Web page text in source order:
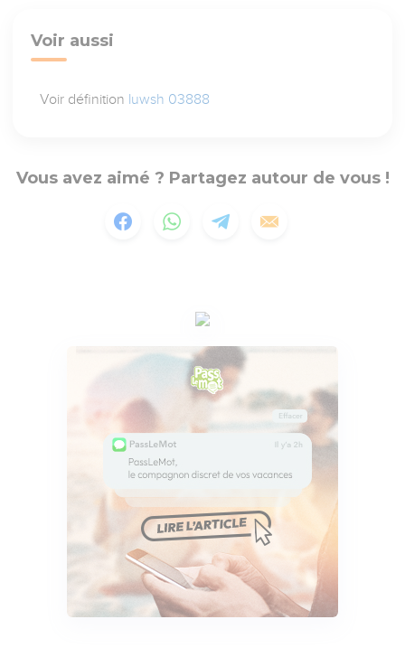
Voir aussi
Voir définition luwsh 03888
Vous avez aimé ? Partagez autour de vous !